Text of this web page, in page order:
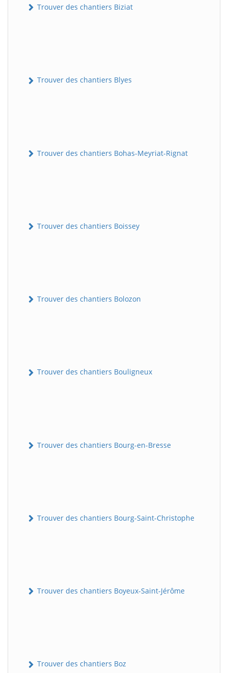
Trouver des chantiers Biziat
Trouver des chantiers Blyes
Trouver des chantiers Bohas-Meyriat-Rignat
Trouver des chantiers Boissey
Trouver des chantiers Bolozon
Trouver des chantiers Bouligneux
Trouver des chantiers Bourg-en-Bresse
Trouver des chantiers Bourg-Saint-Christophe
Trouver des chantiers Boyeux-Saint-Jérôme
Trouver des chantiers Boz